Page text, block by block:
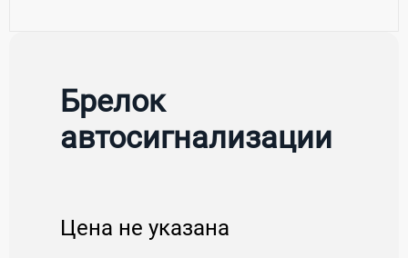
Брелок
автосигнализации
Цена не указана